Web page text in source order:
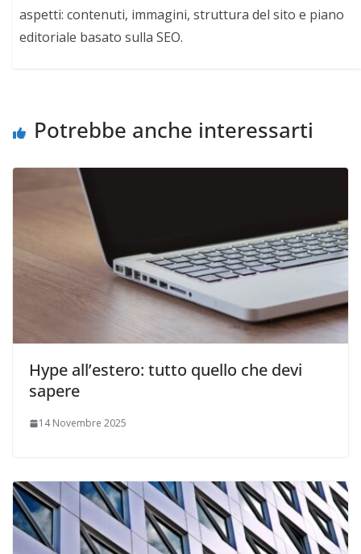
aspetti: contenuti, immagini, struttura del sito e piano
editoriale basato sulla SEO.
Potrebbe anche interessarti
Hype all’estero: tutto quello che devi
sapere
14 Novembre 2025